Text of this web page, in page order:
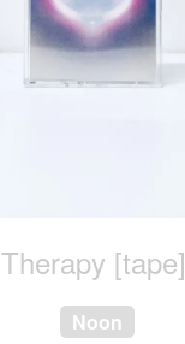
Therapy [tape]
Noon